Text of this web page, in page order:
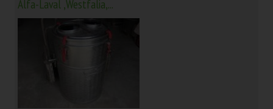
Alfa-Laval ,Westfalia,...